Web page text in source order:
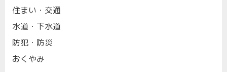
住まい・交通
水道・下水道
防犯・防災
おくやみ